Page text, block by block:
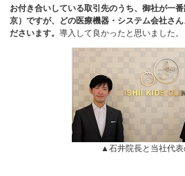
お付き合いしている取引先のうち、御社が一
京）ですが、どの医療機器・システム会社さ
ださいます。導入して良かったと思いました。
▲石井院長と当社代表